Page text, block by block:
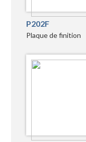
P202F
Plaque de finition